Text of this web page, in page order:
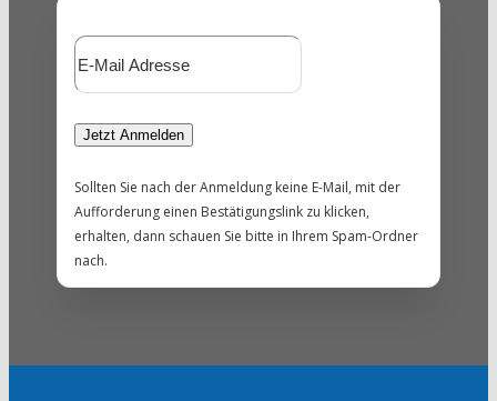
Sollten Sie nach der Anmeldung keine E-Mail, mit der
Aufforderung einen Bestätigungslink zu klicken,
erhalten, dann schauen Sie bitte in Ihrem Spam-Ordner
nach.